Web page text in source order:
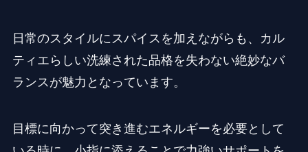
日常のスタイルにスパイスを加えながらも、カル
ティエらしい洗練された品格を失わない絶妙なバ
ランスが魅力となっています。
目標に向かって突き進むエネルギーを必要として